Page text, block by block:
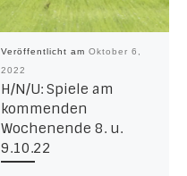
Veröffentlicht am Oktober 6,
2022
H/N/U: Spiele am
kommenden
Wochenende 8. u.
9.10.22